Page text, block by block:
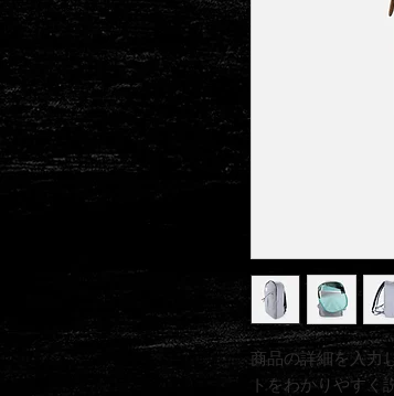
商品の詳細を入力
トをわかりやすく